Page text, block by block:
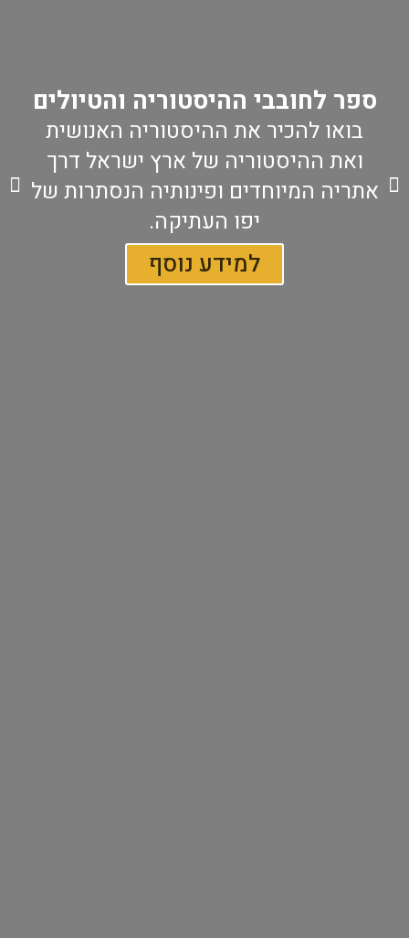
ספר לחובבי ההיסטוריה והטיולים
בואו להכיר את ההיסטוריה האנושית
ואת ההיסטוריה של ארץ ישראל דרך
אתריה המיוחדים ופינותיה הנסתרות של
יפו העתיקה.
למידע נוסף